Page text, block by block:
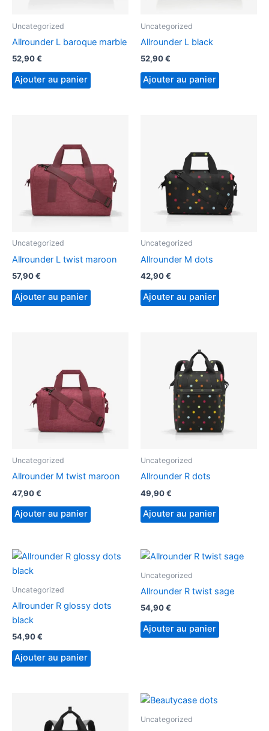
Uncategorized
Allrounder L baroque marble
52,90€
Ajouter au panier
Uncategorized
Allrounder L black
52,90€
Ajouter au panier
Uncategorized
Allrounder L twist maroon
57,90€
Ajouter au panier
Uncategorized
Allrounder M dots
42,90€
Ajouter au panier
Uncategorized
Allrounder M twist maroon
47,90€
Ajouter au panier
Uncategorized
Allrounder R dots
49,90€
Ajouter au panier
Uncategorized
Allrounder R glossy dots
black
54,90€
Ajouter au panier
Uncategorized
Allrounder R twist sage
54,90€
Ajouter au panier
Uncategorized